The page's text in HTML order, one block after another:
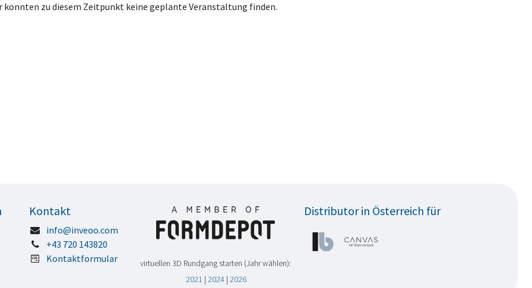
konnten zu diesem Zeitpunkt keine geplante Veranstaltung finden.
Distributor in Österreich für
virtuellen 3D Rundgang starten (Jahr wählen):
2021 |2024 |2026
Kontakt
info@inveoo.com
+43 720 143820
Kontaktformular